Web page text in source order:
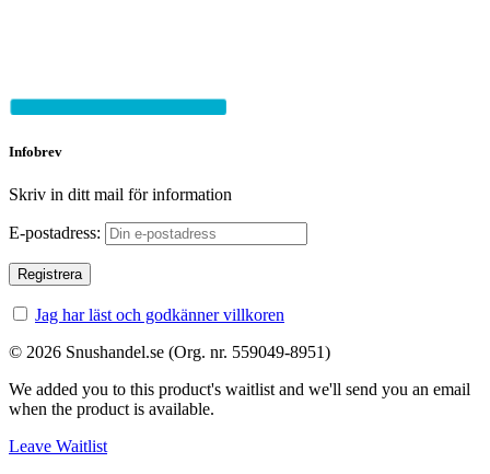
Infobrev
Skriv in ditt mail för information
E-postadress:
Jag har läst och godkänner villkoren
© 2026 Snushandel.se (Org. nr. 559049-8951)
We added you to this product's waitlist and we'll send you an email
when the product is available.
Leave Waitlist